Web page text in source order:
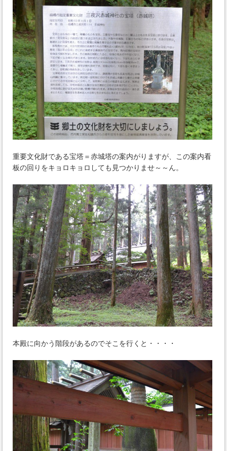
重要文化財である宝塔＝赤城塔の案内がりますが、この案内看
板の回りをキョロキョロしても見つかりませ～～ん。
本殿に向かう階段があるのでそこを行くと・・・・